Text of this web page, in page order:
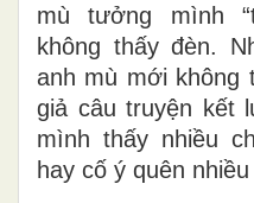
mù tưởng mình
không thấy đèn.
anh mù mới không
giả câu truyện kết
mình thấy nhiều
hay cố ý quên